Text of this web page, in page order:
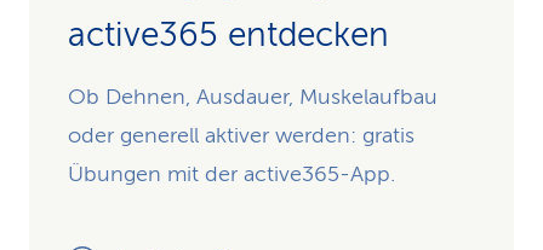
active365 entdecken
Ob Dehnen, Ausdauer, Muskelaufbau
oder generell aktiver werden: gratis
Übungen mit der active365-App.